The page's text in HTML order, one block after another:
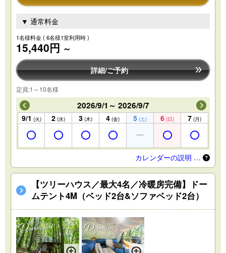
▼ 通常料金
1名様料金( 6名様1室利用時 )
15,440円 ～
詳細/ご予約
定員:1～10名様
2026/9/1～ 2026/9/7
9/1 (火) 2 (水) 3 (木) 4 (金) 5 (土) 6 (日) 7 (月)
カレンダーの説明 …
【ツリーハウス／最大4名／冷暖房完備】ドー
ムテント4M（ベッド2台&ソファベッド2台）